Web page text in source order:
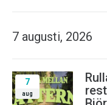
7 augusti, 2026
7
aug